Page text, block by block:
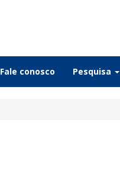
Fale conosco Pesquisa